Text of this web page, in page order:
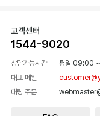
고객센터
1544-9020
상담가능시간 평일 09:00
대표 메일
대량 주문